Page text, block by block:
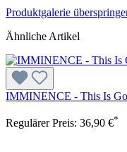
Produktgalerie
Ähnliche Artikel
IMMINENCE - This Is
Regulärer Preis: 36,90 €*